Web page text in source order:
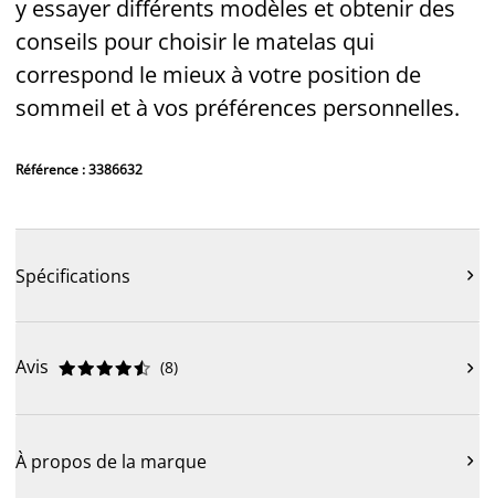
y essayer différents modèles et obtenir des
conseils pour choisir le matelas qui
correspond le mieux à votre position de
sommeil et à vos préférences personnelles.
Référence : 3386632
Spécifications 
Avis 




 (8) 
À propos de la marque 